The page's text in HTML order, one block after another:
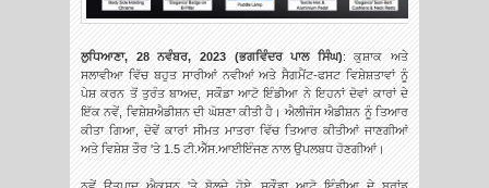
ਲੁਧਿਆਣਾ, 28 ਨਵੰਬਰ, 2023 (ਭਗਵਿੰਦਰ ਪਾਲ ਸਿੰਘ): ਕੁਸ਼ਾਕ ਅਤੇ
ਸਲਾਵੀਆ ਵਿੱਚ ਬਹੁਤ ਸਾਰੀਆਂ ਨਵੀਆਂ ਅਤੇ ਸੈਗਮੈਂਟ-ਫਸਟ ਵਿਸ਼ੇਸ਼ਤਾਵਾਂ ਨੂੰ
ਪੇਸ਼ ਕਰਨ ਤੋਂ ਤੁਰੰਤ ਬਾਅਦ, ਸਕੌਡਾ ਆਟੋ ਇੰਡੀਆ ਨੇ ਇਹਨਾਂ ਦੋਵਾਂ ਕਾਰਾਂ ਦੇ
ਇੱਕ ਨਵੇਂ, ਵਿਸ਼ੇਸ਼ਐਡੀਸ਼ਨ ਦੀ ਘੋਸ਼ਣਾ ਕੀਤੀ ਹੈ। ਐਲੀਜੰਸ ਐਡੀਸ਼ਨ ਨੂੰ ਤਿਆਰ
ਕੀਤਾ ਗਿਆ, ਦੋਵੇਂ ਕਾਰਾਂ ਸੀਮਤ ਮਾਤਰਾ ਵਿੱਚ ਤਿਆਰ ਕੀਤੀਆਂ ਜਾਣਗੀਆਂ
ਅਤੇ ਵਿਸ਼ੇਸ਼ ਤੌਰ 'ਤੇ 1.5 ਟੀ.ਐੱਸ.ਆਈਇੰਜਣ ਨਾਲ ਉਪਲਬਧ ਹੋਣਗੀਆਂ।